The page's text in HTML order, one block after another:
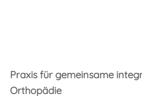
Praxis für gemeinsame
Orthopädie